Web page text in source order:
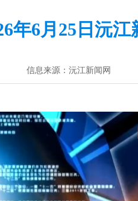
年6月25日沅
信息来源：沅江新闻网